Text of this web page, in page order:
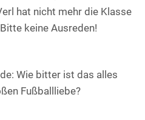
hat nicht mehr die Klasse
keine Ausreden!
Wie bitter ist das alles
Fußballliebe?